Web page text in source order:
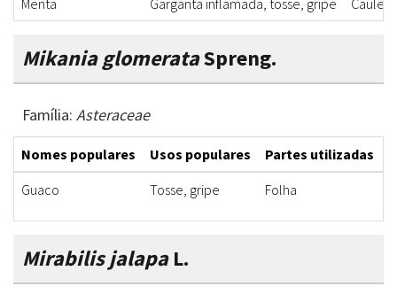
Menta
Garganta inflamada, tosse, gripe Caule,
Mikania glomerataSpreng.
Família: Asteraceae
Nomes populares Usos populares Partes utilizadas
Guaco
Tosse, gripe Folha
Mirabilis jalapaL.